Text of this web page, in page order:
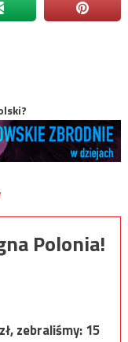
Polonia!
zł, zebraliśmy:15